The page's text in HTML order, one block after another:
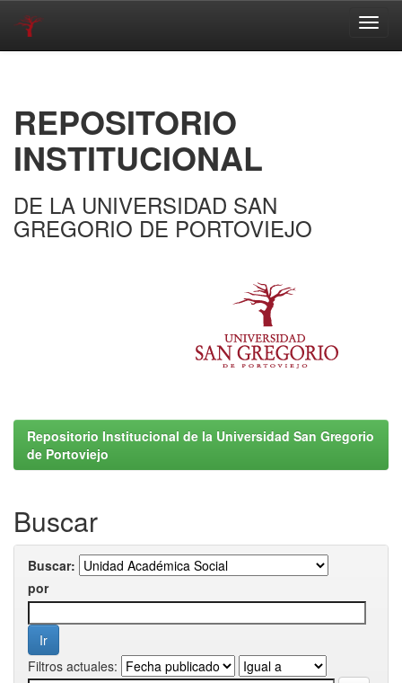
REPOSITORIO
INSTITUCIONAL
DE LA UNIVERSIDAD SAN
GREGORIO DE PORTOVIEJO
Repositorio Institucional de la Universidad San Gregorio
de Portoviejo
Buscar
Buscar:
por
Filtros actuales: